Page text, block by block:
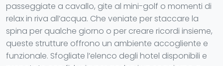
passeggiate a cavallo, gite al mini-golf o momenti di
relax in riva all’acqua. Che veniate per staccare la
spina per qualche giorno o per creare ricordi insieme,
queste strutture offrono un ambiente accogliente e
funzionale. Sfogliate l’elenco degli hotel disponibili e